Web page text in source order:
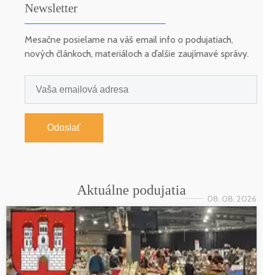
Newsletter
Mesačne posielame na váš email info o podujatiach,
nových článkoch, materiáloch a ďalšie zaujímavé správy.
Odoslať
Aktuálne podujatia
08. 08. 2026